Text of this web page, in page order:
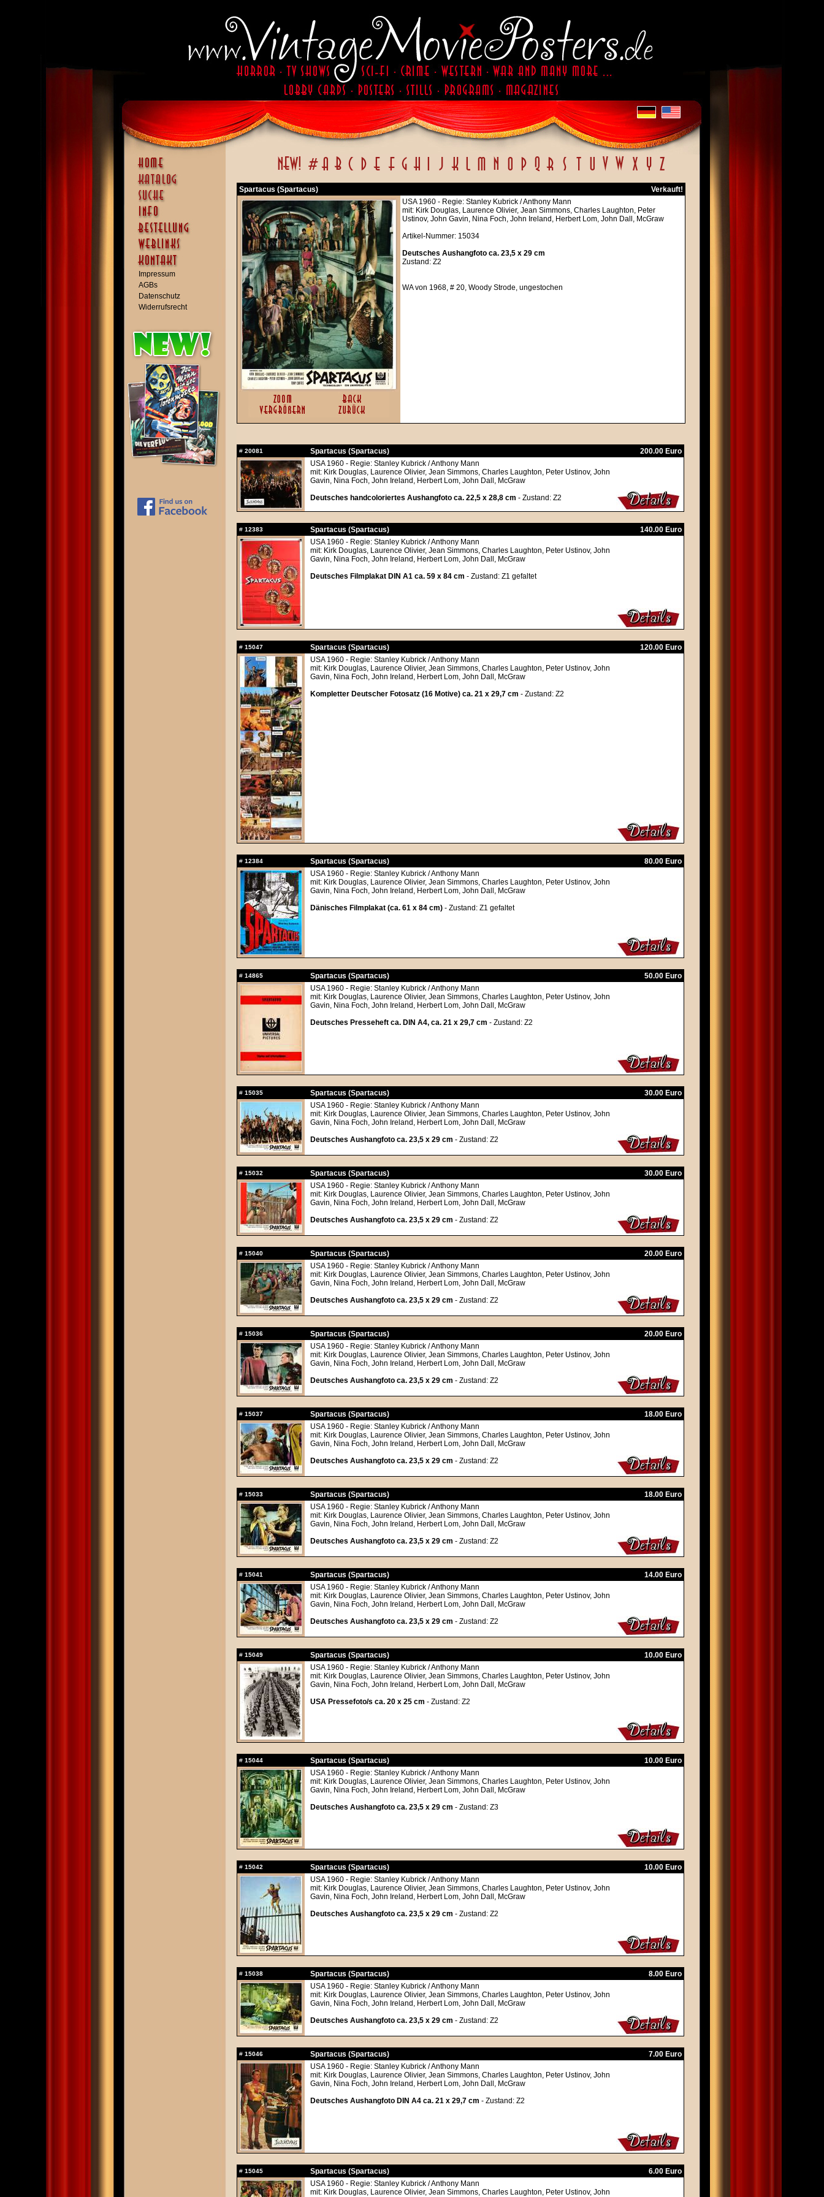
Impressum
AGBs
Datenschutz
Widerrufsrecht
Spartacus (Spartacus)
Verkauft!
USA 1960 - Regie: Stanley Kubrick / Anthony Mann
mit: Kirk Douglas, Laurence Olivier, Jean Simmons, Charles Laughton, Peter
Ustinov, John Gavin, Nina Foch, John Ireland, Herbert Lom, John Dall, McGraw
Artikel-Nummer: 15034
Deutsches Aushangfoto ca. 23,5 x 29 cm
Zustand: Z2
WA von 1968, # 20, Woody Strode, ungestochen
# 20081 Spartacus (Spartacus)
200.00 Euro
USA 1960 - Regie: Stanley Kubrick / Anthony Mann
mit: Kirk Douglas, Laurence Olivier, Jean Simmons, Charles Laughton, Peter Ustinov, John
Gavin, Nina Foch, John Ireland, Herbert Lom, John Dall, McGraw
Deutsches handcoloriertes Aushangfoto ca. 22,5 x 28,8 cm - Zustand: Z2
# 12383 Spartacus (Spartacus)
140.00 Euro
USA 1960 - Regie: Stanley Kubrick / Anthony Mann
mit: Kirk Douglas, Laurence Olivier, Jean Simmons, Charles Laughton, Peter Ustinov, John
Gavin, Nina Foch, John Ireland, Herbert Lom, John Dall, McGraw
Deutsches Filmplakat DIN A1 ca. 59 x 84 cm - Zustand: Z1 gefaltet
# 15047 Spartacus (Spartacus)
120.00 Euro
USA 1960 - Regie: Stanley Kubrick / Anthony Mann
mit: Kirk Douglas, Laurence Olivier, Jean Simmons, Charles Laughton, Peter Ustinov, John
Gavin, Nina Foch, John Ireland, Herbert Lom, John Dall, McGraw
Kompletter Deutscher Fotosatz (16 Motive) ca. 21 x 29,7 cm - Zustand: Z2
# 12384 Spartacus (Spartacus)
80.00 Euro
USA 1960 - Regie: Stanley Kubrick / Anthony Mann
mit: Kirk Douglas, Laurence Olivier, Jean Simmons, Charles Laughton, Peter Ustinov, John
Gavin, Nina Foch, John Ireland, Herbert Lom, John Dall, McGraw
Dänisches Filmplakat (ca. 61 x 84 cm) - Zustand: Z1 gefaltet
# 14865 Spartacus (Spartacus)
50.00 Euro
USA 1960 - Regie: Stanley Kubrick / Anthony Mann
mit: Kirk Douglas, Laurence Olivier, Jean Simmons, Charles Laughton, Peter Ustinov, John
Gavin, Nina Foch, John Ireland, Herbert Lom, John Dall, McGraw
Deutsches Presseheft ca. DIN A4, ca. 21 x 29,7 cm - Zustand: Z2
# 15035 Spartacus (Spartacus)
30.00 Euro
USA 1960 - Regie: Stanley Kubrick / Anthony Mann
mit: Kirk Douglas, Laurence Olivier, Jean Simmons, Charles Laughton, Peter Ustinov, John
Gavin, Nina Foch, John Ireland, Herbert Lom, John Dall, McGraw
Deutsches Aushangfoto ca. 23,5 x 29 cm - Zustand: Z2
# 15032 Spartacus (Spartacus)
30.00 Euro
USA 1960 - Regie: Stanley Kubrick / Anthony Mann
mit: Kirk Douglas, Laurence Olivier, Jean Simmons, Charles Laughton, Peter Ustinov, John
Gavin, Nina Foch, John Ireland, Herbert Lom, John Dall, McGraw
Deutsches Aushangfoto ca. 23,5 x 29 cm - Zustand: Z2
# 15040 Spartacus (Spartacus)
20.00 Euro
USA 1960 - Regie: Stanley Kubrick / Anthony Mann
mit: Kirk Douglas, Laurence Olivier, Jean Simmons, Charles Laughton, Peter Ustinov, John
Gavin, Nina Foch, John Ireland, Herbert Lom, John Dall, McGraw
Deutsches Aushangfoto ca. 23,5 x 29 cm - Zustand: Z2
# 15036 Spartacus (Spartacus)
20.00 Euro
USA 1960 - Regie: Stanley Kubrick / Anthony Mann
mit: Kirk Douglas, Laurence Olivier, Jean Simmons, Charles Laughton, Peter Ustinov, John
Gavin, Nina Foch, John Ireland, Herbert Lom, John Dall, McGraw
Deutsches Aushangfoto ca. 23,5 x 29 cm - Zustand: Z2
# 15037 Spartacus (Spartacus)
18.00 Euro
USA 1960 - Regie: Stanley Kubrick / Anthony Mann
mit: Kirk Douglas, Laurence Olivier, Jean Simmons, Charles Laughton, Peter Ustinov, John
Gavin, Nina Foch, John Ireland, Herbert Lom, John Dall, McGraw
Deutsches Aushangfoto ca. 23,5 x 29 cm - Zustand: Z2
# 15033 Spartacus (Spartacus)
18.00 Euro
USA 1960 - Regie: Stanley Kubrick / Anthony Mann
mit: Kirk Douglas, Laurence Olivier, Jean Simmons, Charles Laughton, Peter Ustinov, John
Gavin, Nina Foch, John Ireland, Herbert Lom, John Dall, McGraw
Deutsches Aushangfoto ca. 23,5 x 29 cm - Zustand: Z2
# 15041 Spartacus (Spartacus)
14.00 Euro
USA 1960 - Regie: Stanley Kubrick / Anthony Mann
mit: Kirk Douglas, Laurence Olivier, Jean Simmons, Charles Laughton, Peter Ustinov, John
Gavin, Nina Foch, John Ireland, Herbert Lom, John Dall, McGraw
Deutsches Aushangfoto ca. 23,5 x 29 cm - Zustand: Z2
# 15049 Spartacus (Spartacus)
10.00 Euro
USA 1960 - Regie: Stanley Kubrick / Anthony Mann
mit: Kirk Douglas, Laurence Olivier, Jean Simmons, Charles Laughton, Peter Ustinov, John
Gavin, Nina Foch, John Ireland, Herbert Lom, John Dall, McGraw
USA Pressefoto/s ca. 20 x 25 cm - Zustand: Z2
# 15044 Spartacus (Spartacus)
10.00 Euro
USA 1960 - Regie: Stanley Kubrick / Anthony Mann
mit: Kirk Douglas, Laurence Olivier, Jean Simmons, Charles Laughton, Peter Ustinov, John
Gavin, Nina Foch, John Ireland, Herbert Lom, John Dall, McGraw
Deutsches Aushangfoto ca. 23,5 x 29 cm - Zustand: Z3
# 15042 Spartacus (Spartacus)
10.00 Euro
USA 1960 - Regie: Stanley Kubrick / Anthony Mann
mit: Kirk Douglas, Laurence Olivier, Jean Simmons, Charles Laughton, Peter Ustinov, John
Gavin, Nina Foch, John Ireland, Herbert Lom, John Dall, McGraw
Deutsches Aushangfoto ca. 23,5 x 29 cm - Zustand: Z2
# 15038 Spartacus (Spartacus)
8.00 Euro
USA 1960 - Regie: Stanley Kubrick / Anthony Mann
mit: Kirk Douglas, Laurence Olivier, Jean Simmons, Charles Laughton, Peter Ustinov, John
Gavin, Nina Foch, John Ireland, Herbert Lom, John Dall, McGraw
Deutsches Aushangfoto ca. 23,5 x 29 cm - Zustand: Z2
# 15046 Spartacus (Spartacus)
7.00 Euro
USA 1960 - Regie: Stanley Kubrick / Anthony Mann
mit: Kirk Douglas, Laurence Olivier, Jean Simmons, Charles Laughton, Peter Ustinov, John
Gavin, Nina Foch, John Ireland, Herbert Lom, John Dall, McGraw
Deutsches Aushangfoto DIN A4 ca. 21 x 29,7 cm - Zustand: Z2
# 15045 Spartacus (Spartacus)
6.00 Euro
USA 1960 - Regie: Stanley Kubrick / Anthony Mann
mit: Kirk Douglas, Laurence Olivier, Jean Simmons, Charles Laughton, Peter Ustinov, John